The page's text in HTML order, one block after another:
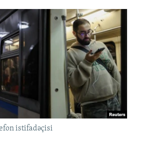
istifadəçisi